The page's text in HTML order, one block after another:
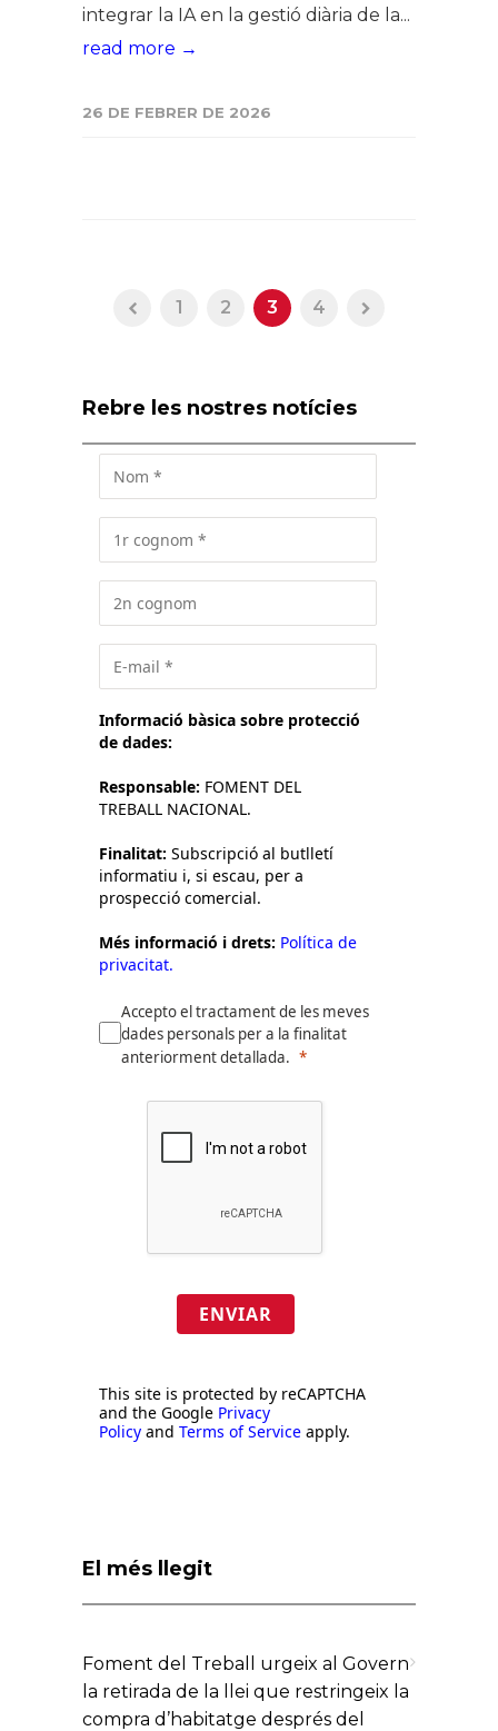
integrar la IA en la gestió diària de la...
read more →
26 DE FEBRER DE 2026
1 2 3 4
Rebre les nostres notícies
Informació bàsica sobre protecció
de dades:
Responsable: FOMENT DEL
TREBALL NACIONAL.
Finalitat: Subscripció al butlletí
informatiu i, si escau, per a
prospecció comercial.
Més informació i drets: Política de
privacitat.
Accepto el tractament de les meves
dades personals per a la finalitat
anteriorment detallada.
ENVIAR
This site is protected by reCAPTCHA
and the Google Privacy
Policy and Terms of Service apply.
El més llegit
Foment del Treball urgeix al Govern
la retirada de la llei que restringeix la
compra d’habitatge després del